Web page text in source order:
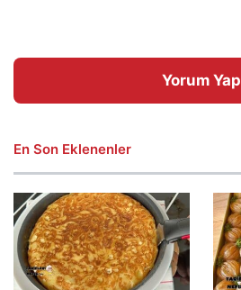
Yorum Yap
En Son Eklenenler